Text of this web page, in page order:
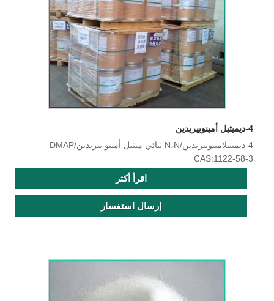
4-ديميثيل أمينوبيريدين
4-ديميثيلامينوبيريدين/N،N ثنائي ميثيل أمينو بيريدين/DMAP
CAS:1122-58-3
اقرأ أكثر
إرسال استفسار